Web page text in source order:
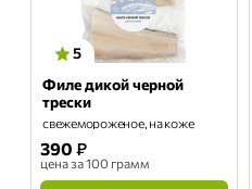
5
Филе дикой черной
трески
свежемороженое, на коже
390 ₽
ценаза 100 грамм